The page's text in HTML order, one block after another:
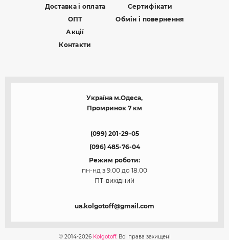
Доставка і оплата
ОПТ
Акції
Контакти
Сертифікати
Обмін і повернення
Україна м.Одеса,
Промринок 7 км
(099) 201-29-05
(096) 485-76-04
Режим роботи:
пн-нд з 9.00 до 18.00
ПТ-вихідний
ua.kolgotoff@gmail.com
© 2014-2026 Kolgotoff.Всі права захищені